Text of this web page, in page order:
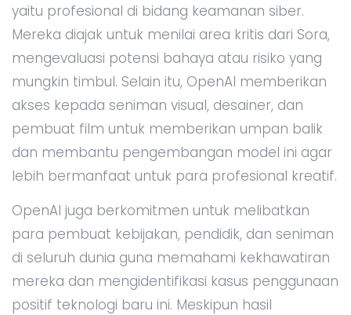
yaitu profesional di bidang keamanan siber.
Mereka diajak untuk menilai area kritis dari Sora,
mengevaluasi potensi bahaya atau risiko yang
mungkin timbul. Selain itu, OpenAI memberikan
akses kepada seniman visual, desainer, dan
pembuat film untuk memberikan umpan balik
dan membantu pengembangan model ini agar
lebih bermanfaat untuk para profesional kreatif.
OpenAI juga berkomitmen untuk melibatkan
para pembuat kebijakan, pendidik, dan seniman
di seluruh dunia guna memahami kekhawatiran
mereka dan mengidentifikasi kasus penggunaan
positif teknologi baru ini. Meskipun hasil